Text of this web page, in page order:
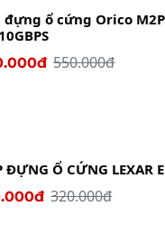
đựng ổ cứng Orico
550.000đ
ĐỰNG Ổ CỨNG LEXAR
320.000đ